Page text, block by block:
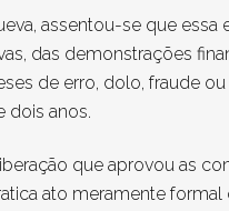
assentou-se que
das demonstrações
de erro, dolo, fraude
dois anos.
que aprovou as
ato meramente